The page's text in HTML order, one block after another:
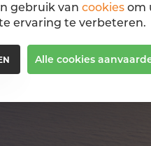
boeken ook
gebruik van cookies om
ervaring te verbeteren.
Alle cookies